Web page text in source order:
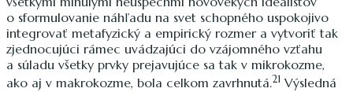
o sformulovanie náhľadu na svet schopného uspokojivo
integrovať metafyzický a empirický rozmer a vytvoriť tak
zjednocujúci rámec uvádzajúci do vzájomného vzťahu
a súladu všetky prvky prejavujúce sa tak v mikrokozme,
ako aj v makrokozme, bola celkom zavrhnutá.21 Výsledná